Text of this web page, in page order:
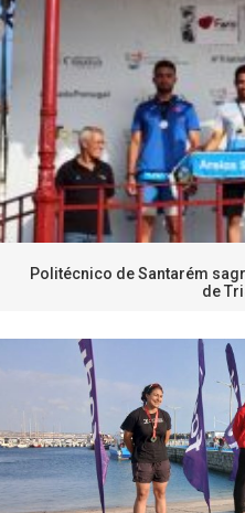
Politécnico de Santarém
de